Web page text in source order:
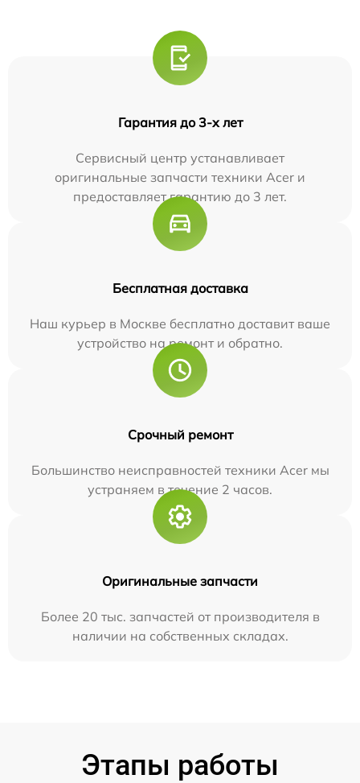
Гарантия до 3-х лет
Сервисный центр устанавливает
оригинальные запчасти техники Acer и
предоставляет гарантию до 3 лет.
Бесплатная доставка
Наш курьер в Москве бесплатно доставит ваше
устройство на ремонт и обратно.
Срочный ремонт
Большинство неисправностей техники Acer мы
устраняем в течение 2 часов.
Оригинальные запчасти
Более 20 тыс. запчастей от производителя в
наличии на собственных складах.
Этапы работы